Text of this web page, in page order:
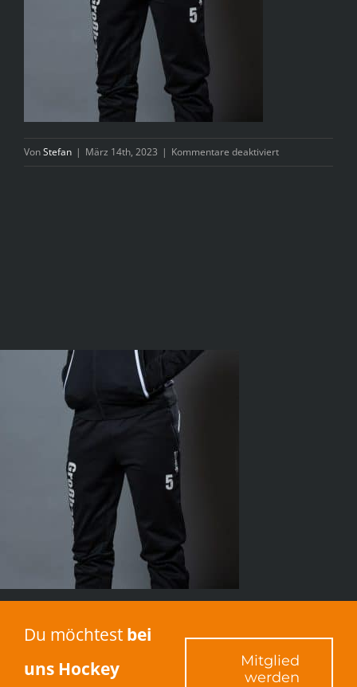
VonStefan | März 14th, 2023 | Kommentare deaktiviertfür
_8502079
Du möchtest bei
uns Hockey
Mitglied
werden